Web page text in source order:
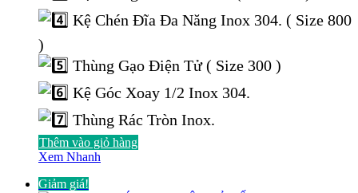
Kệ Chén Đĩa Đa Năng Inox 304. ( Size 800
)
Thùng Gạo Điện Tử ( Size 300 )
Kệ Góc Xoay 1/2 Inox 304.
Thùng Rác Tròn Inox.
Thêm vào giỏ hàng
Xem Nhanh
Giảm giá!